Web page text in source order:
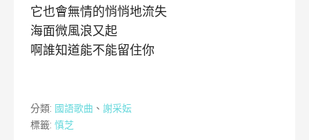
它也會無情的悄悄地流失
海面微風浪又起
啊誰知道能不能留住你
分類: 國語歌曲 、 謝采妘
標籤: 慎芝